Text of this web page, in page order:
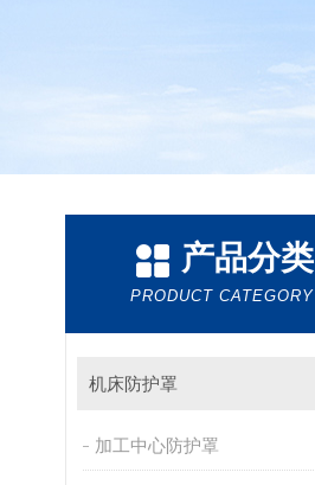
产品分类
PRODUCT CATEGORY
机床防护罩
加工中心防护罩